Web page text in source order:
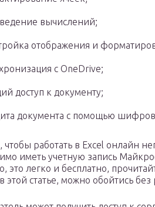
вычислений;
отображения и
с OneDrive;
доступ к документу;
документа с помощью
чтобы работать в Excel онлайн
иметь учетную запись
это легко и бесплатно,
этой статье, можно обойтись